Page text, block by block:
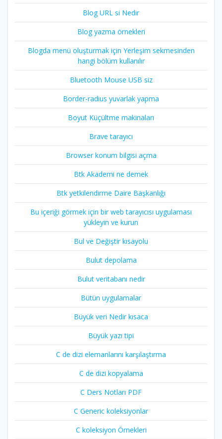
Blog URL si Nedir
Blog yazma örnekleri
Blogda menü oluşturmak için Yerleşim sekmesinden
hangi bölüm kullanılır
Bluetooth Mouse USB siz
Border-radius yuvarlak yapma
Boyut Küçültme makinaları
Brave tarayıcı
Browser konum bilgisi açma
Btk Akademi ne demek
Btk yetkilendirme Daire Başkanlığı
Bu içeriği görmek için bir web tarayıcısı uygulaması
yükleyin ve kurun
Bul ve Değiştir kısayolu
Bulut depolama
Bulut veritabanı nedir
Bütün uygulamalar
Büyük veri Nedir kısaca
Büyük yazı tipi
C de dizi elemanlarını karşılaştırma
C de dizi kopyalama
C Ders Notları PDF
C Generic koleksiyonlar
C koleksiyon Örnekleri